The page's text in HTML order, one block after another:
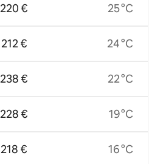
220 €
212 €
238 €
228 €
218 €
25 °C
24 °C
22 °C
19 °C
16 °C